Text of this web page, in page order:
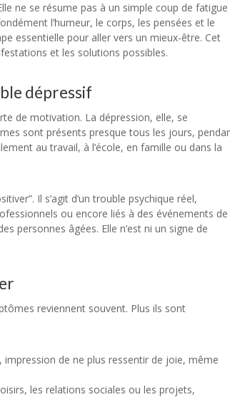
ne se résume pas à un simple coup de fatigue
l’humeur, le corps, les pensées et le
essentielle pour aller vers un mieux-être. Cet
et les solutions possibles.
dépressif
de motivation. La dépression, elle, se
sont présents presque tous les jours,
au travail, à l’école, en famille ou dans la
Il s’agit d’un trouble psychique réel,
ou encore liés à des événements de
personnes âgées. Elle n’est ni un signe de
reviennent souvent. Plus ils sont
de ne plus ressentir de joie, même
les relations sociales ou les projets,